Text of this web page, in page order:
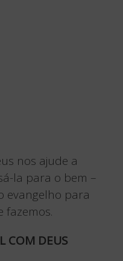
nos ajude a
la para o bem –
evangelho para
fazemos.
COM DEUS